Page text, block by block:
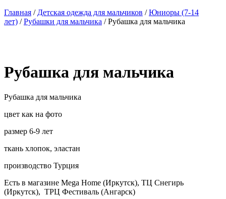
Главная / Детская одежда для мальчиков /Юниоры (7-14
лет) /Рубашки для мальчика / Рубашка для мальчика
Рубашка для мальчика
Рубашка для мальчика
цвет как на фото
размер 6-9 лет
ткань хлопок, эластан
производство Турция
Есть в магазине Mega Home (Иркутск), ТЦ Снегирь
(Иркутск), ТРЦ Фестиваль (Ангарск)